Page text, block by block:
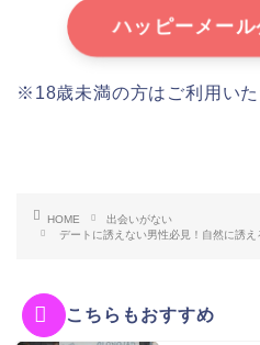
ハッピーメー
※18歳未満の方はご利用いた
HOME
出会いがない
デートに誘えない男性必見！自然に誘
こちらもおすすめ